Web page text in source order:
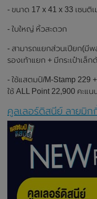
- ขนาด 17 x 41 x 33 เซนติเ
- ใบใหญ่ หิ้วสะดวก
- สามารถแยกส่วนเปียก(มีพ
รองเท้าแยก + มีกระเป๋าเล็ก
- ใช้แสตมป์/M-Stamp 229
ใช้ ALL Point 22,900 คะแน
คูลเลอร์ดิสนีย์ ลายมิก